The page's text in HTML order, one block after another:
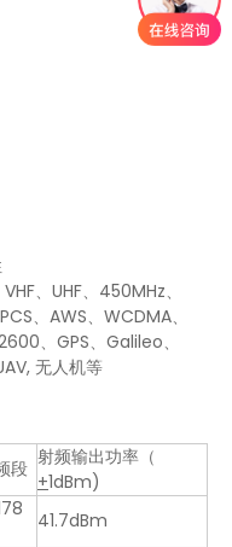
无人机反制设备1.2KM反无人机系统 2.4G 5.8G 无人机干扰枪便携无人机干扰器
、UHF、450MHz、
、AWS、WCDMA、
、GPS、Galileo、
无人机等
段 射频输出功率（
+1dBm)
41.7dBm